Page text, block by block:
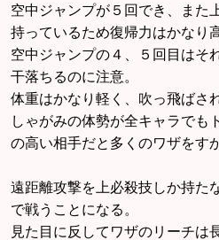
空中ジャンプが５回でき、また
持っているため復帰力はかなり
空中ジャンプの４、５回目はそ
干落ちるのに注意。
体重はかなり軽く、吹っ飛ばさ
しゃがみの体勢が全キャラでも
の高い相手だと多くのワザをす
遠距離攻撃を上必殺技しか持た
で戦うことになる。
見た目に反してワザのリーチは